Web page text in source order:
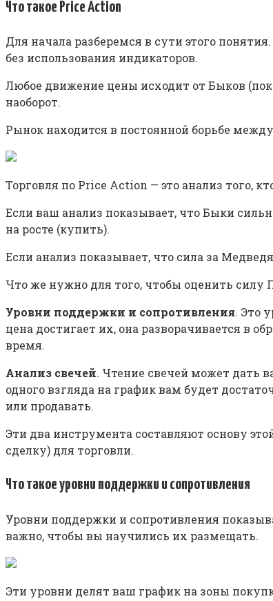
Что такое Price Action
Для начала разберемся в сути этого
без использования индикаторов.
Любое движение цены исходит от Быков
наоборот.
Рынок находится в постоянной борьбе
Торговля по Price Action — это анализ того,
Если ваш анализ показывает, что Быки
на росте (купить).
Если анализ показывает, что сила за
Что же нужно для того, чтобы оценить силу
Уровни поддержки и сопротивления. Это
цена достигает их, она разворачивается в
время.
Анализ свечей. Чтение свечей может дать
одного взгляда на график вам будет
или продавать.
Эти два инструмента составляют основу
сделку) для торговли.
Что такое уровни поддержки и сопротивления
Уровни поддержки и сопротивления
важно, чтобы вы научились их размещать.
Эти уровни делят ваш график на зоны